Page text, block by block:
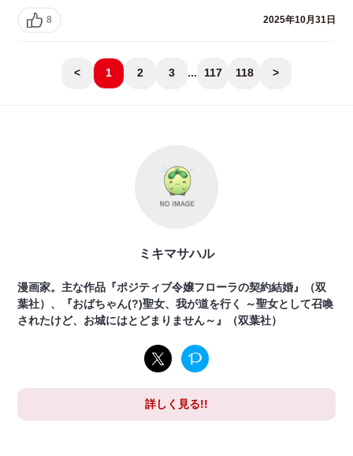
8 2025年10月31日
< 1 2 3 ... 117 118 >
ミキマサハル
漫画家。主な作品『ポジティブ令嬢フローラの契約結婚』（双
葉社）、『おばちゃん(?)聖女、我が道を行く ～聖女として召喚
されたけど、お城にはとどまりません～』（双葉社）
詳しく見る!!